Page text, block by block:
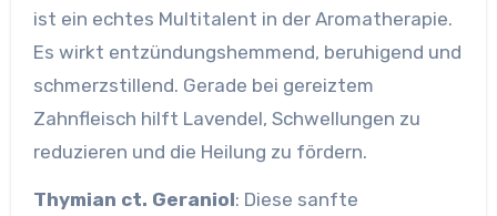
ist ein echtes Multitalent in der Aromatherapie.
Es wirkt entzündungshemmend, beruhigend und
schmerzstillend. Gerade bei gereiztem
Zahnfleisch hilft Lavendel, Schwellungen zu
reduzieren und die Heilung zu fördern.
Thymian ct. Geraniol: Diese sanfte